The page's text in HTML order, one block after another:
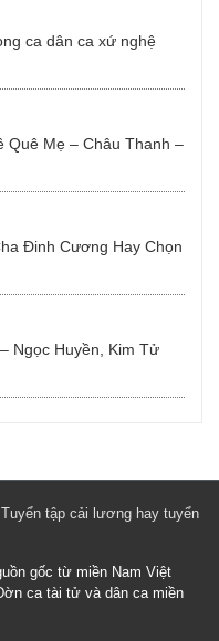
ca dân ca xứ nghệ
Quê Mẹ – Châu Thanh –
Đinh Cương Hay Chọn
Ngọc Huyền, Kim Tử
tập cải lương hay tuyển
gốc từ miền Nam Việt
ca tài tử và dân ca miền